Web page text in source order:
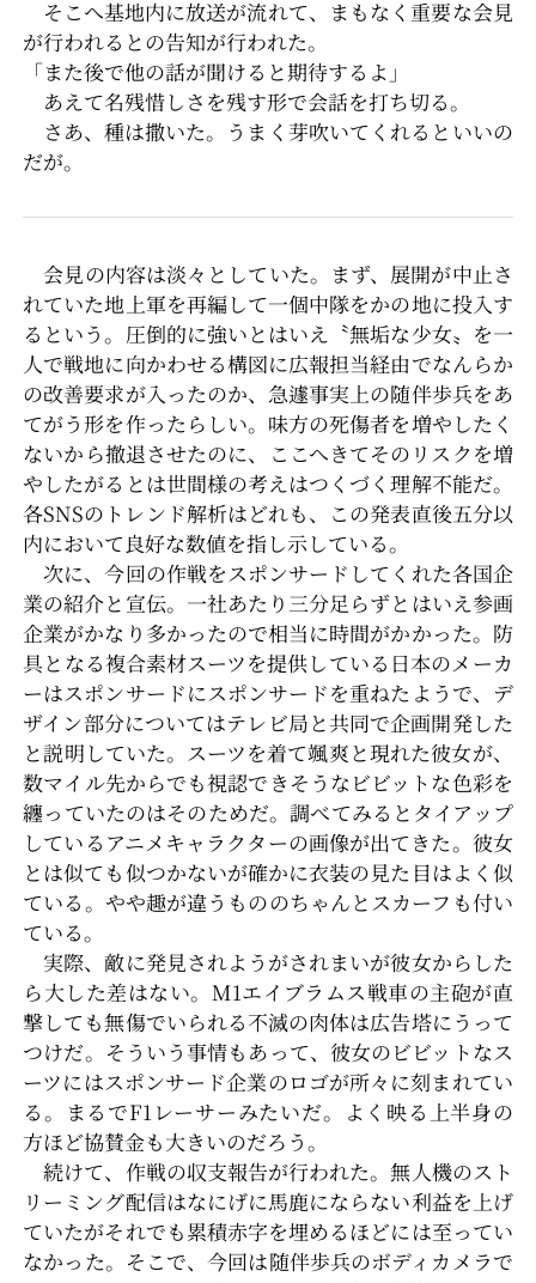
そこへ基地内に放送が流れて、まもなく重要な会見
が行われるとの告知が行われた。
「また後で他の話が聞けると期待するよ」
あえて名残惜しさを残す形で会話を打ち切る。
さあ、種は撒いた。うまく芽吹いてくれるといいの
だが。
会見の内容は淡々としていた。まず、展開が中止さ
れていた地上軍を再編して一個中隊をかの地に投入す
るという。圧倒的に強いとはいえ〝無垢な少女〟を一
人で戦地に向かわせる構図に広報担当経由でなんらか
の改善要求が入ったのか、急遽事実上の随伴歩兵をあ
てがう形を作ったらしい。味方の死傷者を増やしたく
ないから撤退させたのに、ここへきてそのリスクを増
やしたがるとは世間様の考えはつくづく理解不能だ。
各SNSのトレンド解析はどれも、この発表直後五分以
内において良好な数値を指し示している。
次に、今回の作戦をスポンサードしてくれた各国企
業の紹介と宣伝。一社あたり三分足らずとはいえ参画
企業がかなり多かったので相当に時間がかかった。防
具となる複合素材スーツを提供している日本のメーカ
ーはスポンサードにスポンサードを重ねたようで、デ
ザイン部分についてはテレビ局と共同で企画開発した
と説明していた。スーツを着て颯爽と現れた彼女が、
数マイル先からでも視認できそうなビビットな色彩を
纏っていたのはそのためだ。調べてみるとタイアップ
しているアニメキャラクターの画像が出てきた。彼女
とは似ても似つかないが確かに衣装の見た目はよく似
ている。やや趣が違うもののちゃんとスカーフも付い
ている。
実際、敵に発見されようがされまいが彼女からした
ら大した差はない。M1エイブラムス戦車の主砲が直
撃しても無傷でいられる不滅の肉体は広告塔にうって
つけだ。そういう事情もあって、彼女のビビットなス
ーツにはスポンサード企業のロゴが所々に刻まれてい
る。まるでF1レーサーみたいだ。よく映る上半身の
方ほど協賛金も大きいのだろう。
続けて、作戦の収支報告が行われた。無人機のスト
リーミング配信はなにげに馬鹿にならない利益を上げ
ていたがそれでも累積赤字を埋めるほどには至ってい
なかった。そこで、今回は随伴歩兵のボディカメラで